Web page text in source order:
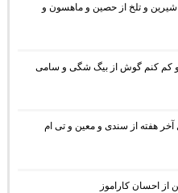
شیرین و تلخ از حصین و ماهسون و
کم کنم گوش از بیگ شگی و سامی
آخر هفته از سندی و معین و تی ام
از احسان کاراموز